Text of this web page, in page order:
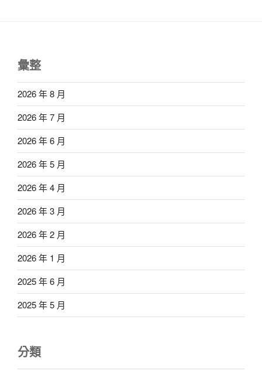
彙整
2026 年 8 月
2026 年 7 月
2026 年 6 月
2026 年 5 月
2026 年 4 月
2026 年 3 月
2026 年 2 月
2026 年 1 月
2025 年 6 月
2025 年 5 月
分類